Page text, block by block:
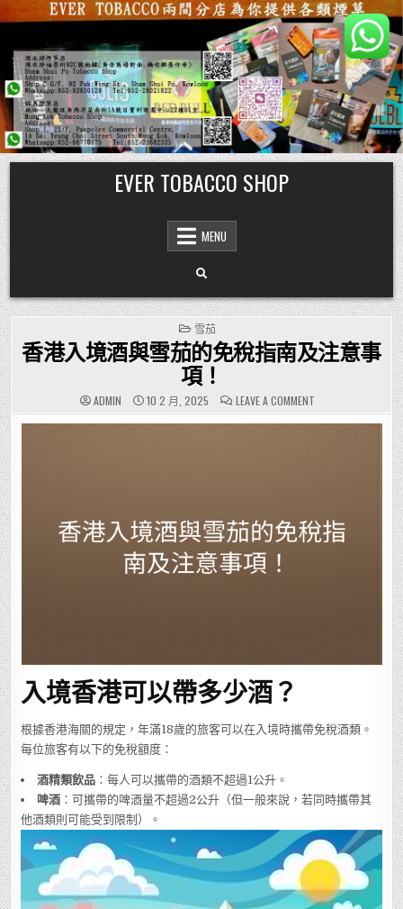
Skip
to
content
EVER TOBACCO SHOP
MENU
POSTED
IN
雪茄
香港入境酒與雪茄的免稅指南及注意事
項！
ADMIN 10 2 月, 2025 LEAVE A COMMENTON
香
港
稅
指
南
入境香港可以帶多少酒？
根據香港海關的規定，年滿18歲的旅客可以在入境時攜帶免稅酒類。
每位旅客有以下的免稅額度：
酒精類飲品 ：每人可以攜帶的酒類不超過1公升。
啤酒 ：可攜帶的啤酒量不超過2公升（但一般來說，若同時攜帶其
他酒類則可能受到限制）。